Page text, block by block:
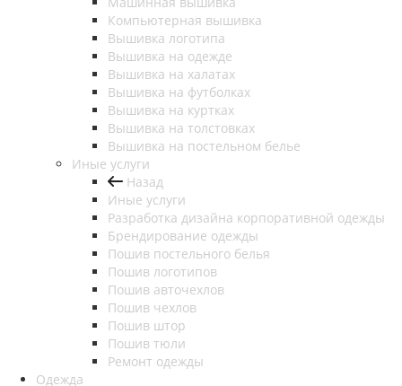
Компьютерная вышивка
Вышивка логотипа
Вышивка на одежде
Вышивка на халатах
Вышивка на футболках
Вышивка на куртках
Вышивка на толстовках
Вышивка на постельном белье
Иные услуги
Назад
Иные услуги
Разработка дизайна корпоративной одежды
Брендирование одежды
Пошив постельного белья
Пошив логотипов
Пошив авточехлов
Пошив чехлов
Пошив штор
Пошив тюли
Ремонт одежды
Одежда